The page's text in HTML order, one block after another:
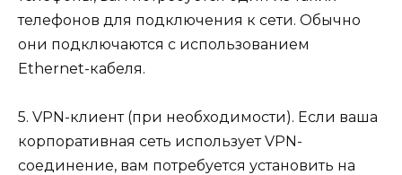
телефонов для подключения к сети. Обычно
они подключаются с использованием
Ethernet-кабеля.
5. VPN-клиент (при необходимости). Если ваша
корпоративная сеть использует VPN-
соединение, вам потребуется установить на